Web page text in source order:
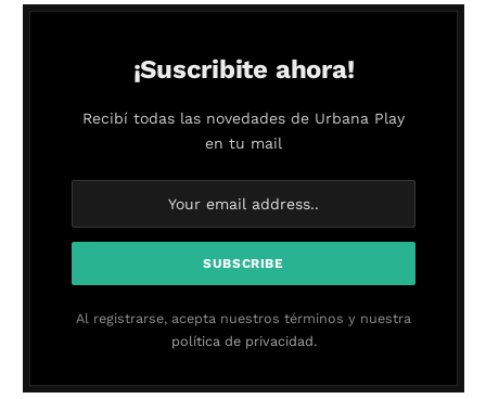
¡Suscribite ahora!
Recibí todas las novedades de Urbana Play
en tu mail
Al registrarse, acepta nuestros términos y nuestra
política de privacidad.